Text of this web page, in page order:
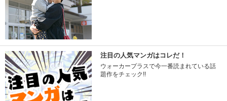
注目の人気マンガはコレだ！
ウォーカープラスで今一番読まれている話
題作をチェック!!